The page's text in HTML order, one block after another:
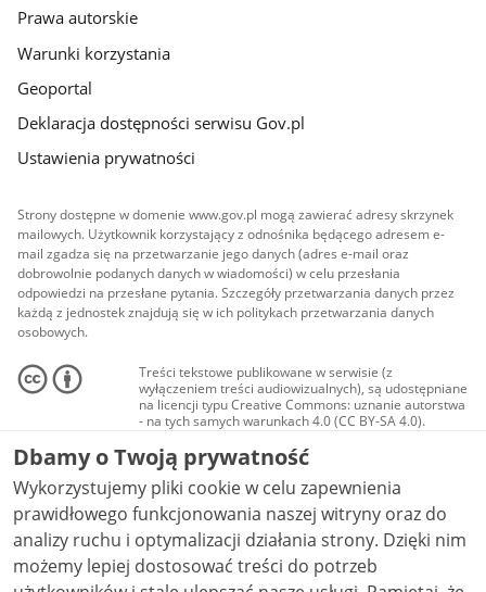
Prawa autorskie
Warunki korzystania
Geoportal
Deklaracja dostępności serwisu Gov.pl
Ustawienia prywatności
Strony dostępne w domenie www.gov.pl mogą zawierać adresy skrzynek
mailowych. Użytkownik korzystający z odnośnika będącego adresem e-
mail zgadza się na przetwarzanie jego danych (adres e-mail oraz
dobrowolnie podanych danych w wiadomości) w celu przesłania
odpowiedzi na przesłane pytania. Szczegóły przetwarzania danych przez
każdą z jednostek znajdują się w ich politykach przetwarzania danych
osobowych.
Treści tekstowe publikowane w serwisie (z
wyłączeniem treści audiowizualnych), są udostępniane
na licencji typu Creative Commons: uznanie autorstwa
- na tych samych warunkach 4.0 (CC BY-SA 4.0).
Materiały audiowizualne, w tym zdjęcia, materiały
audio i wideo, są udostępniane na licencji typu
Creative Commons: uznanie autorstwa użycie
niekomercyjne - bez utworów zależnych 4.0 (CC BY-
NC-ND 4.0), o ile nie jest to stwierdzone inaczej.
Dbamy o Twoją prywatność
Wykorzystujemy pliki cookie w celu zapewnienia
prawidłowego funkcjonowania naszej witryny oraz do
analizy ruchu i optymalizacji działania strony. Dzięki nim
możemy lepiej dostosować treści do potrzeb